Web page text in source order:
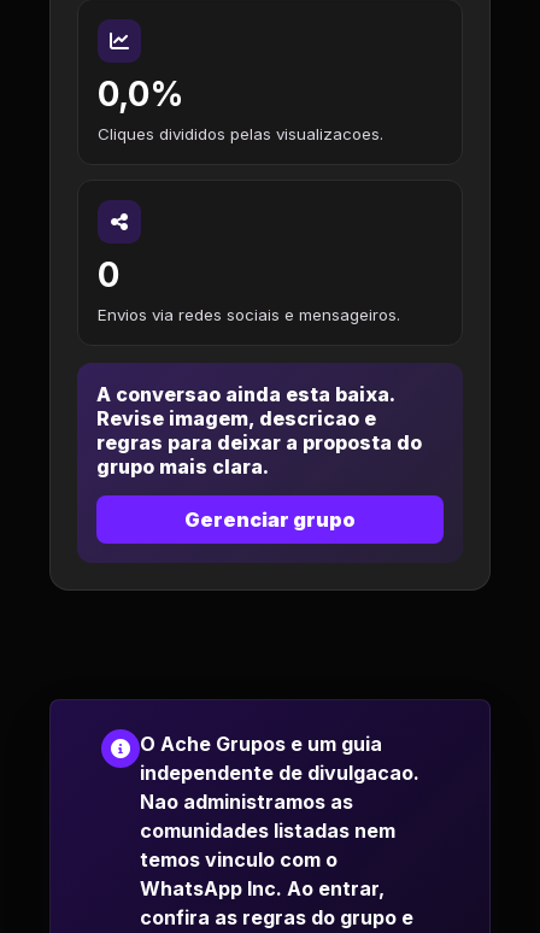
0,0%
Cliques divididos pelas visualizacoes.
0
Envios via redes sociais e mensageiros.
A conversao ainda esta baixa.
Revise imagem, descricao e
regras para deixar a proposta do
grupo mais clara.
Gerenciar grupo
O Ache Grupos e um guia
independente de divulgacao.
Nao administramos as
comunidades listadas nem
temos vinculo com o
WhatsApp Inc. Ao entrar,
confira as regras do grupo e